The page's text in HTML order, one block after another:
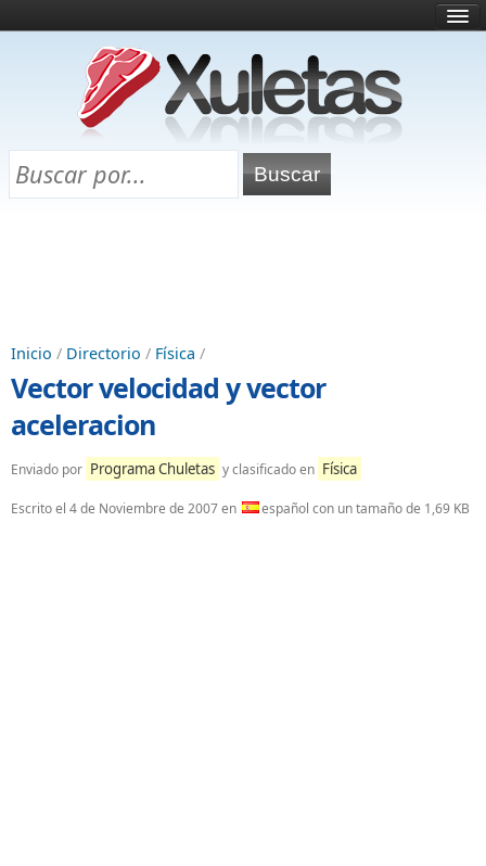
¿Qué es esto?
Directorio
Chuletas para exámenes
Inicio / Directorio / Física /
Vector velocidad y vector
aceleracion
Enviado por Programa Chuletas y clasificado en Física
Escrito el 4 de Noviembre de 2007en español con un tamaño de 1,69 KB